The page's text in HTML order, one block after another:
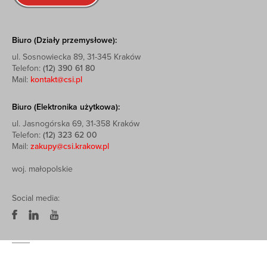
Biuro (Działy przemysłowe):
ul. Sosnowiecka 89, 31-345 Kraków
Telefon: (12) 390 61 80
Mail: kontakt@csi.pl
Biuro (Elektronika użytkowa):
ul. Jasnogórska 69, 31-358 Kraków
Telefon: (12) 323 62 00
Mail: zakupy@csi.krakow.pl
woj. małopolskie
Social media: